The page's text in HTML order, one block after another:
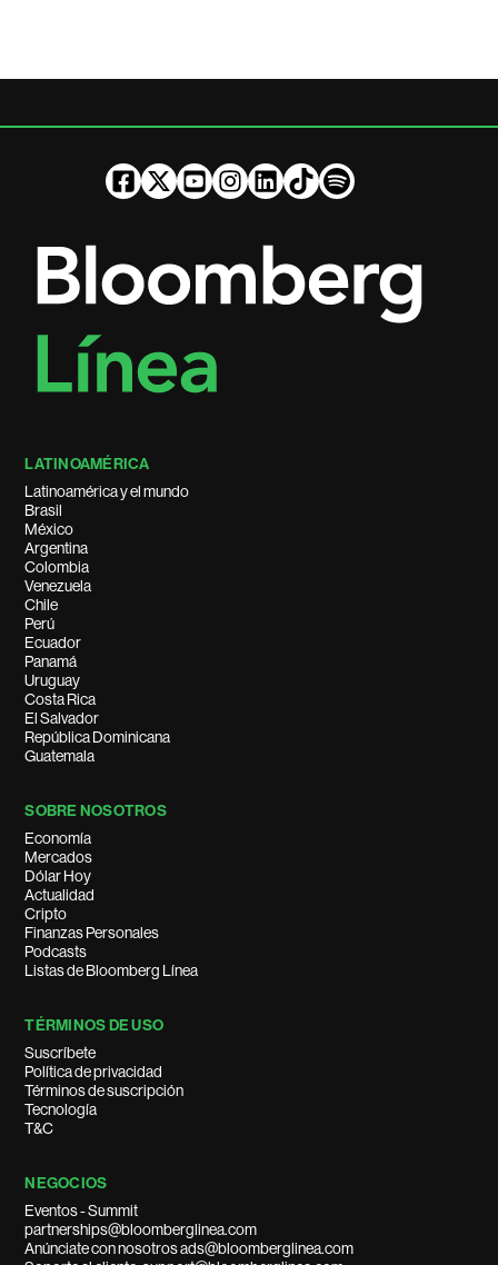
LATINOAMÉRICA
Latinoamérica y el mundo
Brasil
México
Argentina
Colombia
Venezuela
Chile
Perú
Ecuador
Panamá
Uruguay
Costa Rica
El Salvador
República Dominicana
Guatemala
SOBRE NOSOTROS
Economía
Mercados
Dólar Hoy
Actualidad
Cripto
Finanzas Personales
Podcasts
Listas de Bloomberg Línea
TÉRMINOS DE USO
Suscríbete
Política de privacidad
Términos de suscripción
Tecnología
T&C
NEGOCIOS
Eventos - Summit
partnerships@bloomberglinea.com
Anúnciate con nosotros ads@bloomberglinea.com